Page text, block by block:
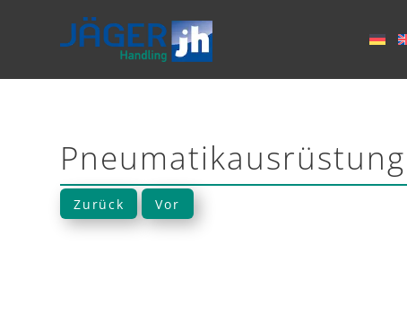
Pneumatikausrüstung
Zurück Vor